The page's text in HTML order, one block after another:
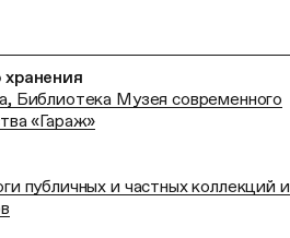
Библиотека Музея современного
«Гараж»
публичных и частных коллекций и